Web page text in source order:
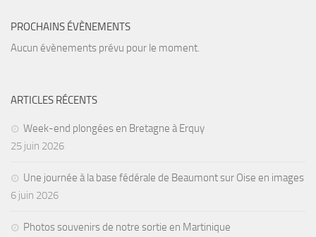
PROCHAINS ÉVÈNEMENTS
Aucun évènements prévu pour le moment.
ARTICLES RÉCENTS
Week-end plongées en Bretagne à Erquy
25 juin 2026
Une journée à la base fédérale de Beaumont sur Oise en images
6 juin 2026
Photos souvenirs de notre sortie en Martinique